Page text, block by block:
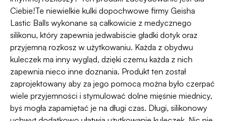
Ciebie!Te niewielkie kulki dopochwowe firmy Geisha
Lastic Balls wykonane są całkowicie z medycznego
silikonu, który zapewnia jedwabiście gładki dotyk oraz
przyjemną rozkosz w użytkowaniu. Każda z obydwu
kuleczek ma inny wygląd, dzięki czemu każda z nich
zapewnia nieco inne doznania. Produkt ten został
zaprojektowany aby za jego pomocą można było czerpać
wiele przyjemności i stymulować dolne mięśnie miednicy,
byś mogła zapamiętać je na długi czas. Długi, silikonowy